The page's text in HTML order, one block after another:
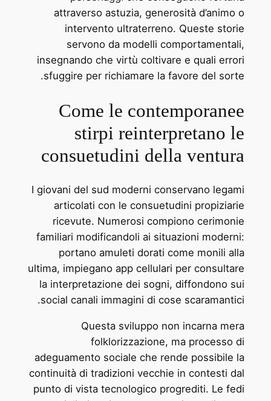
attraverso astuzia, generosità d’animo o
intervento ultraterreno. Queste storie
servono da modelli comportamentali,
insegnando che virtù coltivare e quali errori
sfuggire per richiamare la favore del sorte.
Come le contemporanee
stirpi reinterpretano le
consuetudini della ventura
I giovani del sud moderni conservano legami
articolati con le consuetudini propiziarie
ricevute. Numerosi compiono cerimonie
familiari modificandoli ai situazioni moderni:
portano amuleti dorati come monili alla
ultima, impiegano app cellulari per consultare
la interpretazione dei sogni, diffondono sui
social canali immagini di cose scaramantici.
Questa sviluppo non incarna mera
folklorizzazione, ma processo di
adeguamento sociale che rende possibile la
continuità di tradizioni vecchie in contesti dal
punto di vista tecnologico progrediti. Le fedi